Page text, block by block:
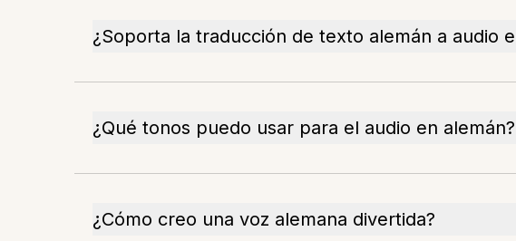
¿Soporta la traducción de texto alemán a audio
¿Qué tonos puedo usar para el audio en alemán?
¿Cómo creo una voz alemana divertida?